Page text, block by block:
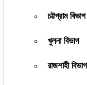
চট্টগ্রাম বিভাগ
খুলনা বিভাগ
রাজশাহী বিভাগ